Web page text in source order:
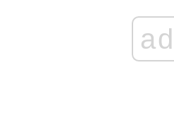
ad